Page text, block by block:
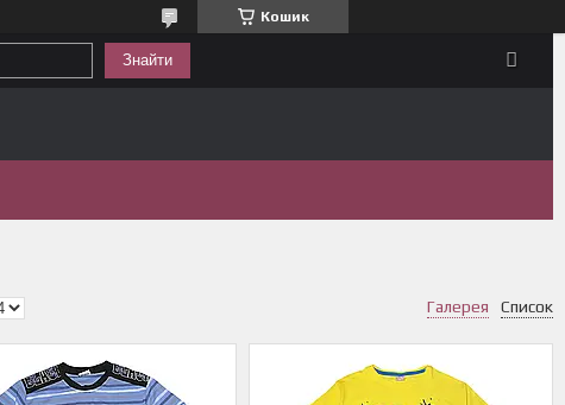
Кошик
Знайти
Галерея Список